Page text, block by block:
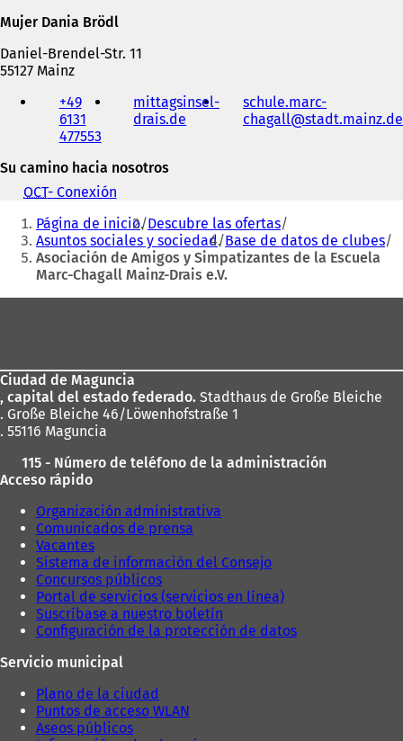
Mujer Dania Brödl
Daniel-Brendel-Str. 11
55127 Mainz
dirección
correo
electrónico
+49
6131
477553
mittagsinsel-
drais.de
e
e
n
u
v
a
p
t
a
)
schule.marc-
chagall
stadt.mainz de
Su camino hacia nosotros
OCT- Conexión
e
a
b
r
e
a
n
u
a
s
t
ñ
a
)
Estás
aquí:
Página de inicio Descubre las ofertas
Asuntos sociales y sociedad Base de datos de clubes
Asociación de Amigos y Simpatizantes de la Escuela
Marc-Chagall Mainz-Drais e.V.
pies
Ciudad de Maguncia
, capital del estado federado. Stadthaus de Große Bleiche
. Große Bleiche 46/Löwenhofstraße 1
. 55116 Maguncia
115 - Número de teléfono de la administración
Acceso rápido
Organización administrativa
Comunicados de prensa
Vacantes
Sistema de información del Consejo
Concursos públicos
Portal de servicios (servicios en línea)
Suscríbase a nuestro boletín
Configuración de la protección de datos
Servicio municipal
Plano de la ciudad
Puntos de acceso WLAN
Aseos públicos